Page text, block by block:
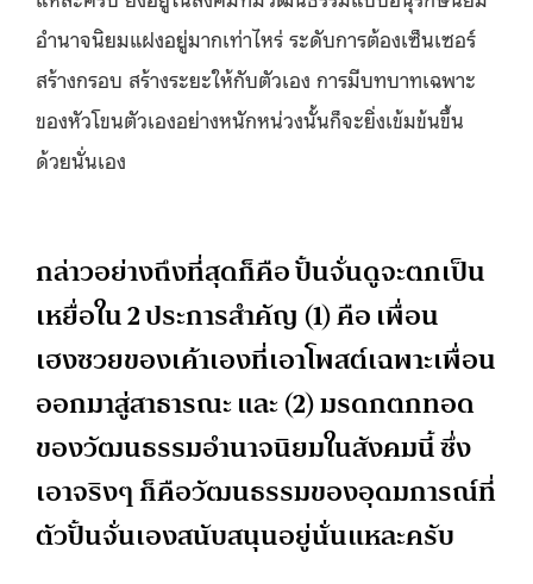
อำนาจนิยมแฝงอยู่มากเท่าไหร่ ระดับการต้องเซ็นเซอร์
สร้างกรอบ สร้างระยะให้กับตัวเอง การมีบทบาทเฉพาะ
ของหัวโขนตัวเองอย่างหนักหน่วงนั้นก็จะยิ่งเข้มข้นขึ้น
ด้วยนั่นเอง
กล่าวอย่างถึงที่สุดก็คือ ปั้นจั่นดูจะตกเป็น
เหยื่อใน 2 ประการสำคัญ (1) คือ เพื่อน
เฮงซวยของเค้าเองที่เอาโพสต์เฉพาะเพื่อน
ออกมาสู่สาธารณะ และ (2) มรดกตกทอด
ของวัฒนธรรมอำนาจนิยมในสังคมนี้ ซึ่ง
เอาจริงๆ ก็คือวัฒนธรรมของอุดมการณ์ที่
ตัวปั้นจั่นเองสนับสนุนอยู่นั่นแหละครับ